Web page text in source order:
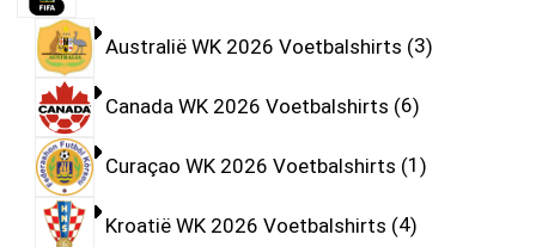
Australië WK 2026 Voetbalshirts 3
Canada WK 2026 Voetbalshirts 6
Curaçao WK 2026 Voetbalshirts 1
Kroatië WK 2026 Voetbalshirts 4